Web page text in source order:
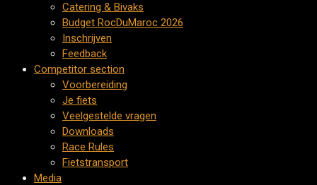
Catering & Bivaks
Budget RocDuMaroc 2026
Inschrijven
Feedback
Competitor section
Voorbereiding
Je fiets
Veelgestelde vragen
Downloads
Race Rules
Fietstransport
Media